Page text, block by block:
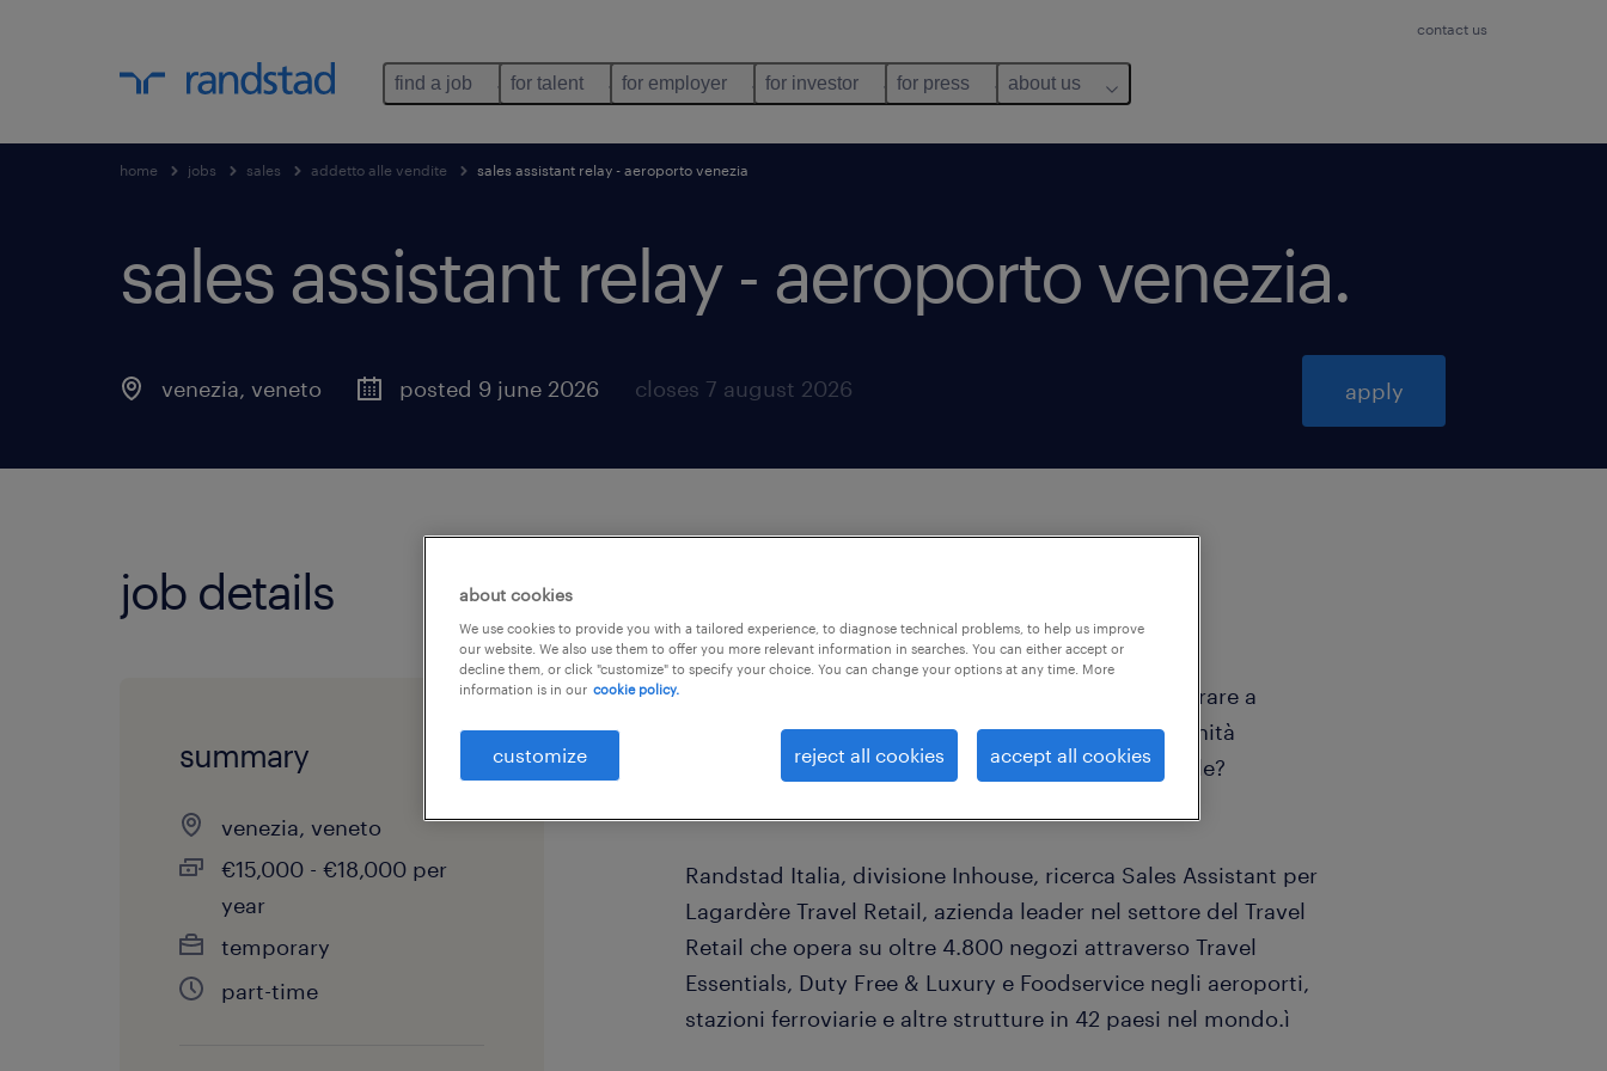
contact us
find a job for talent for employer for investor for press about us
home jobs sales addetto alle vendite sales assistant relay - aeroporto venezia
sales assistant relay - aeroporto venezia.
venezia, veneto posted 9 june 2026 closes 7 august 2026 apply
job details
summary
venezia, veneto
€15,000 - €18,000 per
year
temporary
part-time
Sei una persona dinamica e curiosa? Ti piace lavorare a
contatto con il cliente e stai cercando un’opportunità
nell’assistenza clienti in un contesto multinazionale?
Randstad Italia, divisione Inhouse, ricerca Sales Assistant per
Lagardère Travel Retail, azienda leader nel settore del Travel
Retail che opera su oltre 4.800 negozi attraverso Travel
Essentials, Duty Free & Luxury e Foodservice negli aeroporti,
stazioni ferroviarie e altre strutture in 42 paesi nel mondo.ì
about cookies
We use cookies to provide you with a tailored experience, to diagnose technical problems, to help us improve
our website. We also use them to offer you more relevant information in searches. You can either accept or
decline them, or click "customize" to specify your choice. You can change your options at any time. More
information is in our cookie policy.
customize reject all cookies accept all cookies